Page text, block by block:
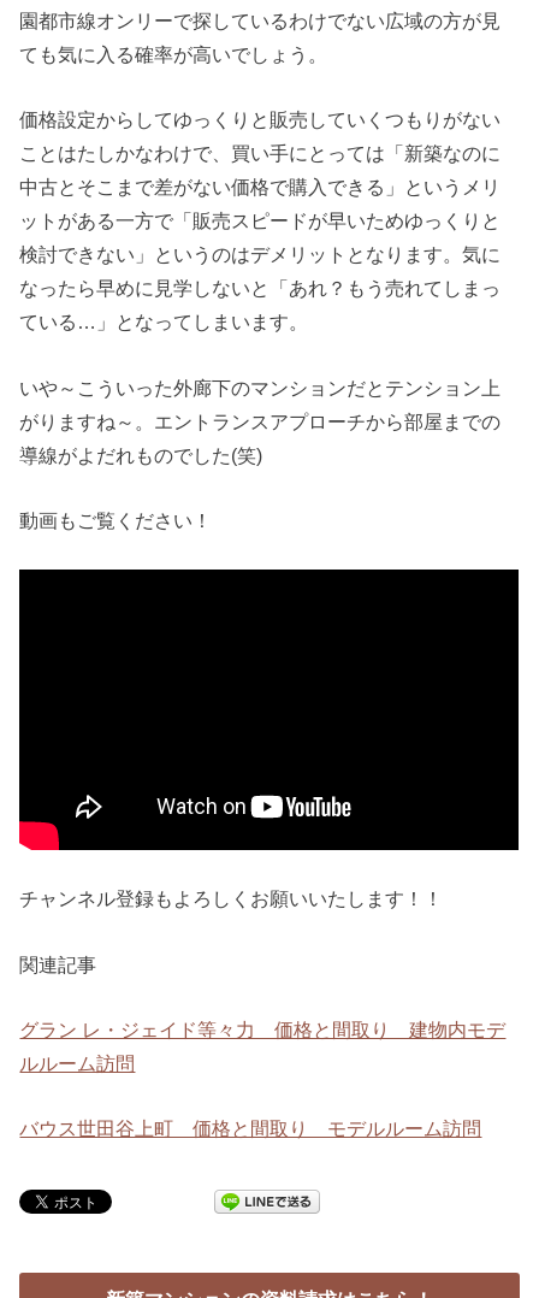
園都市線オンリーで探しているわけでない広域の方が見
ても気に入る確率が高いでしょう。
価格設定からしてゆっくりと販売していくつもりがない
ことはたしかなわけで、買い手にとっては「新築なのに
中古とそこまで差がない価格で購入できる」というメリ
ットがある一方で「販売スピードが早いためゆっくりと
検討できない」というのはデメリットとなります。気に
なったら早めに見学しないと「あれ？もう売れてしまっ
ている…」となってしまいます。
いや～こういった外廊下のマンションだとテンション上
がりますね～。エントランスアプローチから部屋までの
導線がよだれものでした(笑)
動画もご覧ください！
チャンネル登録もよろしくお願いいたします！！
関連記事
グラン レ・ジェイド等々力 価格と間取り 建物内モデ
ルルーム訪問
バウス世田谷上町 価格と間取り モデルルーム訪問